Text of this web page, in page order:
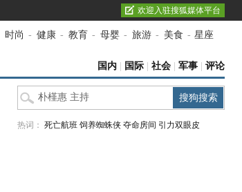
欢迎入驻搜狐媒体平台
时尚 - 健康 - 教育 - 母婴 - 旅游 - 美食 - 星座
国内 国际 社会 军事 评论
热词： 死亡航班 饲养蜘蛛侠 夺命房间 引力双眼皮